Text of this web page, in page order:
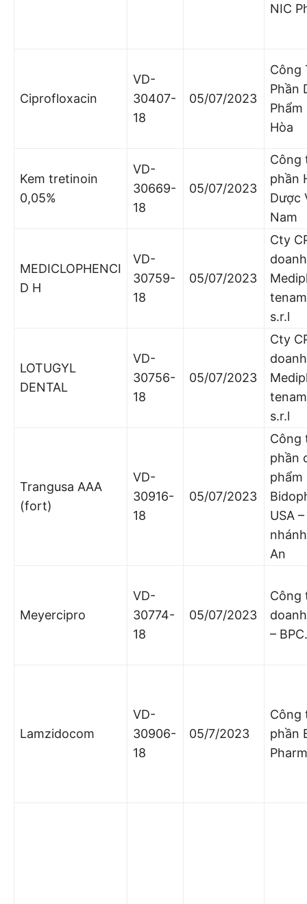
NIC
Ciprofloxacin
VD-
30407-
18
05/07/2023
Công
Phần
Phẩm
Hòa
Kem tretinoin
0,05%
VD-
30669-
18
05/07/2023
Công
phần
Dược
Nam
MEDICLOPHENCI
D H
VD-
30759-
18
05/07/2023
Cty
s.r.l
LOTUGYL
DENTAL
VD-
30756-
18
05/07/2023
Cty
s.r.l
Trangusa AAA
(fort)
VD-
30916-
18
05/07/2023
Công
phần
phẩm
USA
An
Meyercipro
VD-
30774-
18
05/07/2023
Công
– BPC.
Lamzidocom
VD-
30906-
18
05/7/2023
Công
phần